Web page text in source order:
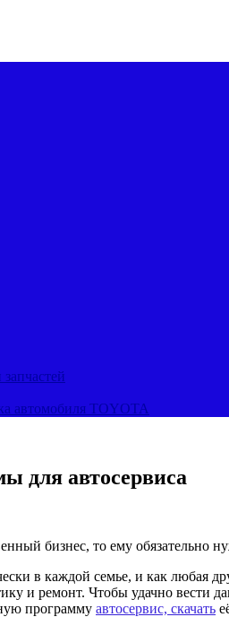
автомобиля TOYOTA
для автосервиса
бизнес, то ему
в каждой семье, и как любая
и ремонт. Чтобы удачно вести
программу автосервис, скачать